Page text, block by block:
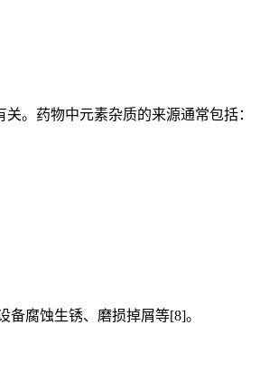
。药物中元素杂质的来源通常包括：
腐蚀生锈、磨损掉屑等[8]。